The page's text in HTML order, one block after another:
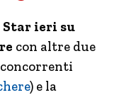
ieri su
con altre due
) e la